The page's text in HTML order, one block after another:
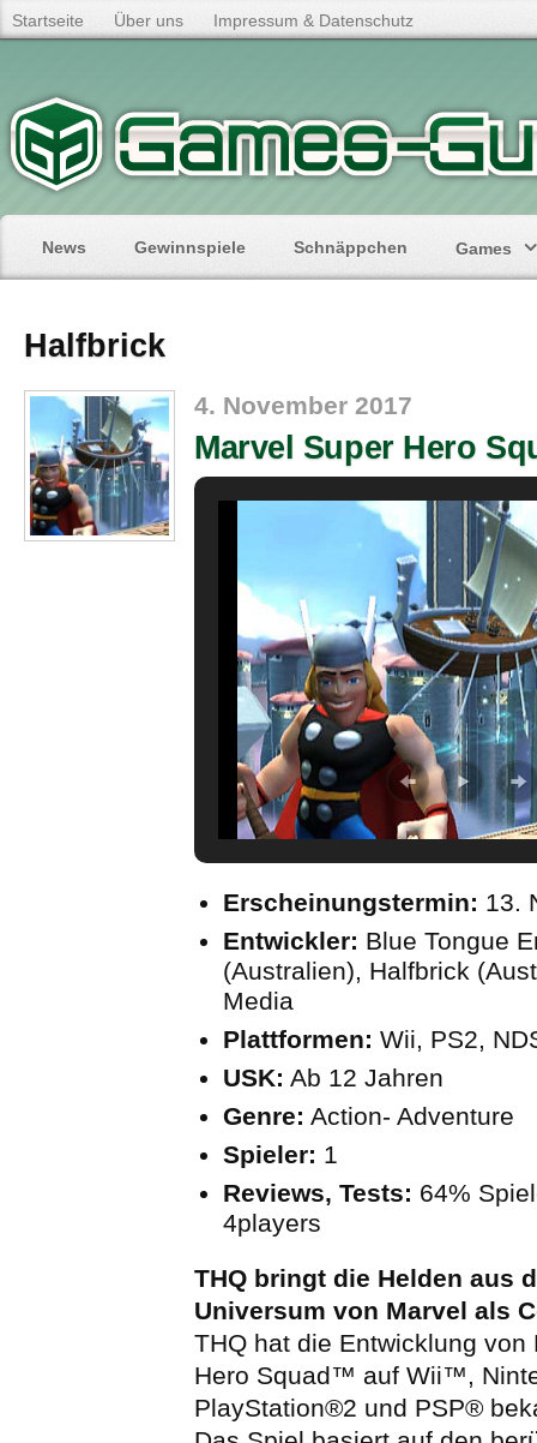
Startseite Über uns Impressum & Datenschutz
News Gewinnspiele Schnäppchen Games
Halfbrick
4. November 2017
Marvel Super Hero
Erscheinungstermin: 13.
Entwickler: Blue Tongue
(Australien), Halfbrick
Media
Plattformen: Wii, PS2,
USK: Ab 12 Jahren
Genre: Action- Adventure
Spieler: 1
Reviews, Tests: 64%
4players
THQ bringt die Helden aus
Universum von Marvel als
THQ hat die Entwicklung
Hero Squad™ auf Wii™,
PlayStation®2 und PSP®